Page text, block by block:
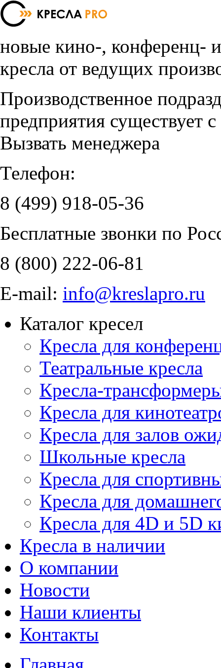
новые кино-, конференц-
кресла от ведущих
Производственное
предприятия существует
Вызвать менеджера
Телефон:
8 (499) 918-05-36
Бесплатные звонки по
8 (800) 222-06-81
E-mail: info@kreslapro.ru
Каталог кресел
Кресла для
Театральные кресла
Кресла-
Кресла для
Кресла для залов
Школьные кресла
Кресла для
Кресла для
Кресла для 4D и 5D
Кресла в наличии
О компании
Новости
Наши клиенты
Контакты